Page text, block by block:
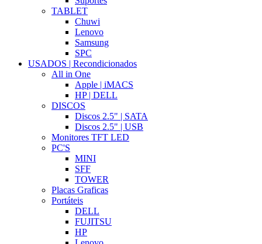
TABLET
Chuwi
Lenovo
Samsung
SPC
USADOS | Recondicionados
All in One
Apple | iMACS
HP | DELL
DISCOS
Discos 2.5" | SATA
Discos 2.5" | USB
Monitores TFT LED
PC'S
MINI
SFF
TOWER
Placas Graficas
Portáteis
DELL
FUJITSU
HP